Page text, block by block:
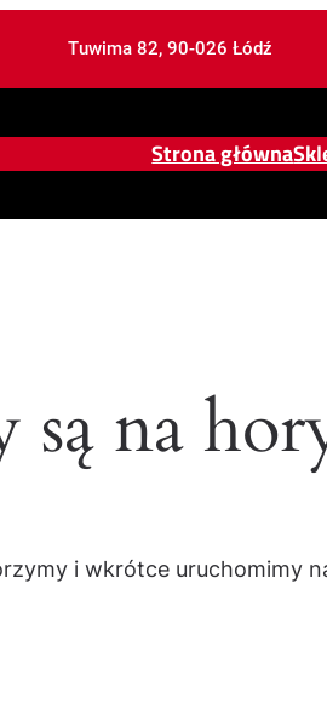
Tuwima 82, 90-026 Łódź
Strona główna
na
i wkrótce uruchomimy